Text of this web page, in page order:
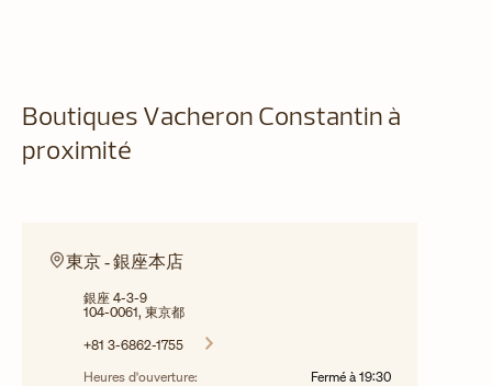
Boutiques Vacheron Constantin à
proximité
東京 ‐ 銀座本店
銀座 4-3-9
104-0061, 東京都
+81 3-6862-1755
Heures d'ouverture:
Fermé à 19:30